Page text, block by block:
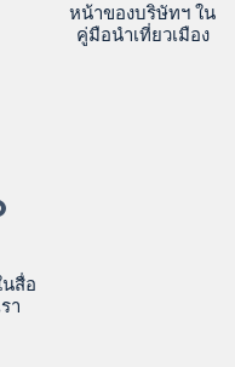
หน้าของบริษัทฯ​ ใน
คู่มือนำเที่ยวเมือง
สื่อ
า